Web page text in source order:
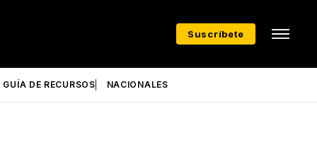
Suscríbete
GUÍA DE RECURSOS NACIONALES